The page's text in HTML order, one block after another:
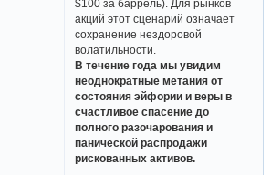
$100 за баррель). Для рынков
акций этот сценарий означает
сохранение нездоровой
волатильности.
В течение года мы увидим
неоднократные метания от
состояния эйфории и веры в
счастливое спасение до
полного разочарования и
панической распродажи
рискованных активов.